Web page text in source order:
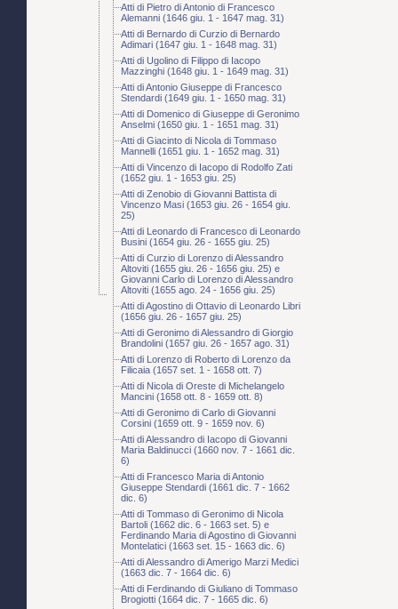
Atti di Pietro di Antonio di Francesco
Alemanni (1646 giu. 1 - 1647 mag. 31)
Atti di Bernardo di Curzio di Bernardo
Adimari (1647 giu. 1 - 1648 mag. 31)
Atti di Ugolino di Filippo di Iacopo
Mazzinghi (1648 giu. 1 - 1649 mag. 31)
Atti di Antonio Giuseppe di Francesco
Stendardi (1649 giu. 1 - 1650 mag. 31)
Atti di Domenico di Giuseppe di Geronimo
Anselmi (1650 giu. 1 - 1651 mag. 31)
Atti di Giacinto di Nicola di Tommaso
Mannelli (1651 giu. 1 - 1652 mag. 31)
Atti di Vincenzo di Iacopo di Rodolfo Zati
(1652 giu. 1 - 1653 giu. 25)
Atti di Zenobio di Giovanni Battista di
Vincenzo Masi (1653 giu. 26 - 1654 giu.
25)
Atti di Leonardo di Francesco di Leonardo
Busini (1654 giu. 26 - 1655 giu. 25)
Atti di Curzio di Lorenzo di Alessandro
Altoviti (1655 giu. 26 - 1656 giu. 25) e
Giovanni Carlo di Lorenzo di Alessandro
Altoviti (1655 ago. 24 - 1656 giu. 25)
Atti di Agostino di Ottavio di Leonardo Libri
(1656 giu. 26 - 1657 giu. 25)
Atti di Geronimo di Alessandro di Giorgio
Brandolini (1657 giu. 26 - 1657 ago. 31)
Atti di Lorenzo di Roberto di Lorenzo da
Filicaia (1657 set. 1 - 1658 ott. 7)
Atti di Nicola di Oreste di Michelangelo
Mancini (1658 ott. 8 - 1659 ott. 8)
Atti di Geronimo di Carlo di Giovanni
Corsini (1659 ott. 9 - 1659 nov. 6)
Atti di Alessandro di Iacopo di Giovanni
Maria Baldinucci (1660 nov. 7 - 1661 dic.
6)
Atti di Francesco Maria di Antonio
Giuseppe Stendardi (1661 dic. 7 - 1662
dic. 6)
Atti di Tommaso di Geronimo di Nicola
Bartoli (1662 dic. 6 - 1663 set. 5) e
Ferdinando Maria di Agostino di Giovanni
Montelatici (1663 set. 15 - 1663 dic. 6)
Atti di Alessandro di Amerigo Marzi Medici
(1663 dic. 7 - 1664 dic. 6)
Atti di Ferdinando di Giuliano di Tommaso
Brogiotti (1664 dic. 7 - 1665 dic. 6)